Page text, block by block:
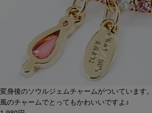
変身後のソウルジェムチャームがついています
風のチャームでとってもかわいいですよ♪